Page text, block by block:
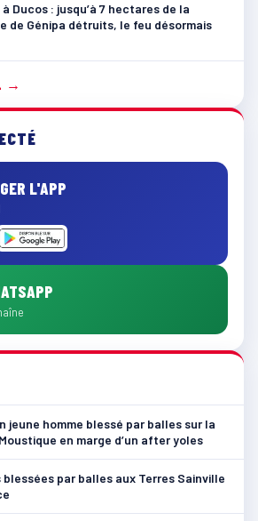
Ducos : jusqu’à 7 hectares de la
de Génipa détruits, le feu désormais
→
L'APP
jeune homme blessé par balles sur la
en marge d’un after yoles
blessées par balles aux Terres Sainville